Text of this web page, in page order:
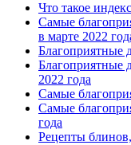
Что такое
Самые
в марте 2022
Благоприятные
Благоприятные
2022 года
Самые
Самые
года
Рецепты